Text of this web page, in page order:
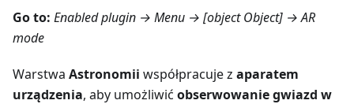
Go to: Enabled plugin → Menu → [object Object] → AR
mode
Warstwa Astronomii współpracuje z aparatem
urządzenia, aby umożliwić obserwowanie gwiazd w